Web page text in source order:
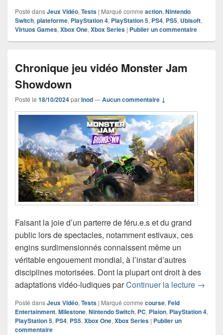
Posté dansJeux Vidéo, Tests | Marqué comme action, Nintendo
Switch, plateforme, PlayStation 4, PlayStation 5, PS4, PS5, Ubisoft,
Virtuos Games, Xbox One, Xbox Series | Publier un commentaire
Chronique jeu vidéo Monster Jam
Showdown
Posté le 18/10/2024parInod—Aucun commentaire ↓
Faisant la joie d’un parterre de féru.e.s et du grand
public lors de spectacles, notamment estivaux, ces
engins surdimensionnés connaissent même un
véritable engouement mondial, à l’instar d’autres
disciplines motorisées. Dont la plupart ont droit à des
adaptations vidéo-ludiques parContinuer la lecture →
Posté dansJeux Vidéo, Tests | Marqué comme course, Feld
Entertainment, Milestone, Nintendo Switch, PC, Plaion, PlayStation 4,
PlayStation 5, PS4, PS5, Xbox One, Xbox Series | Publier un
commentaire